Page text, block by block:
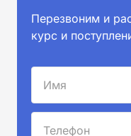
Перезвоним и
курс и